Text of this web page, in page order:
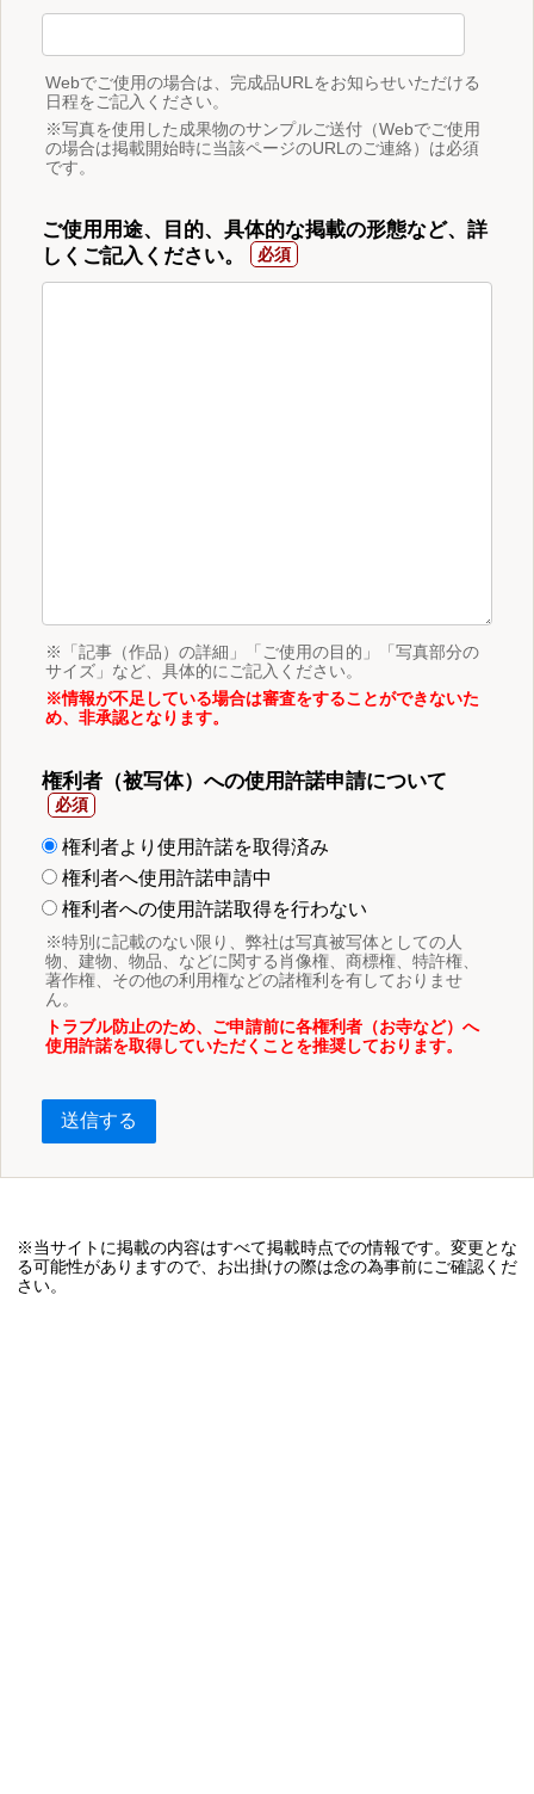
Webでご使用の場合は、完成品URLをお知らせいただける
日程をご記入ください。
※写真を使用した成果物のサンプルご送付（Webでご使用
の場合は掲載開始時に当該ページのURLのご連絡）は必須
です。
ご使用用途、目的、具体的な掲載の形態など、詳
しくご記入ください。
※「記事（作品）の詳細」「ご使用の目的」「写真部分の
サイズ」など、具体的にご記入ください。
※情報が不足している場合は審査をすることができないた
め、非承認となります。
権利者（被写体）への使用許諾申請について
権利者より使用許諾を取得済み
権利者へ使用許諾申請中
権利者への使用許諾取得を行わない
※特別に記載のない限り、弊社は写真被写体としての人
物、建物、物品、などに関する肖像権、商標権、特許権、
著作権、その他の利用権などの諸権利を有しておりませ
ん。
トラブル防止のため、ご申請前に各権利者（お寺など）へ
使用許諾を取得していただくことを推奨しております。
送信する
※当サイトに掲載の内容はすべて掲載時点での情報です。変更とな
る可能性がありますので、お出掛けの際は念の為事前にご確認くだ
さい。